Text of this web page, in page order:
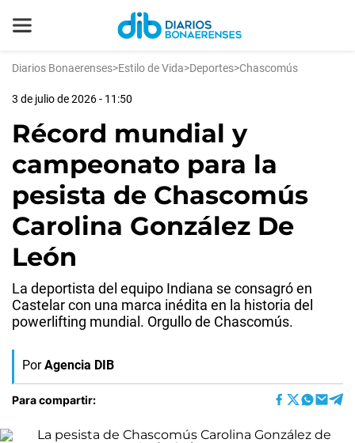
Diarios Bonaerenses>Estilo de Vida>Deportes>Chascomús
3 de julio de 2026 - 11:50
Récord mundial y
campeonato para la
pesista de Chascomús
Carolina González De
León
La deportista del equipo Indiana se consagró en
Castelar con una marca inédita en la historia del
powerlifting mundial. Orgullo de Chascomús.
Por Agencia DIB
Para compartir: